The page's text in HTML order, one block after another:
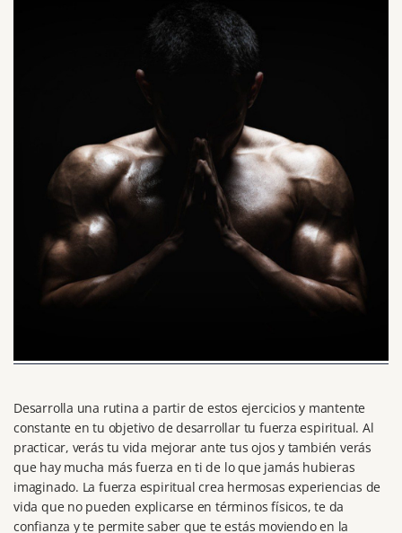
Desarrolla una rutina a partir de estos ejercicios y mantente
constante en tu objetivo de desarrollar tu fuerza espiritual. Al
practicar, verás tu vida mejorar ante tus ojos y también verás
que hay mucha más fuerza en ti de lo que jamás hubieras
imaginado. La fuerza espiritual crea hermosas experiencias de
vida que no pueden explicarse en términos físicos, te da
confianza y te permite saber que te estás moviendo en la